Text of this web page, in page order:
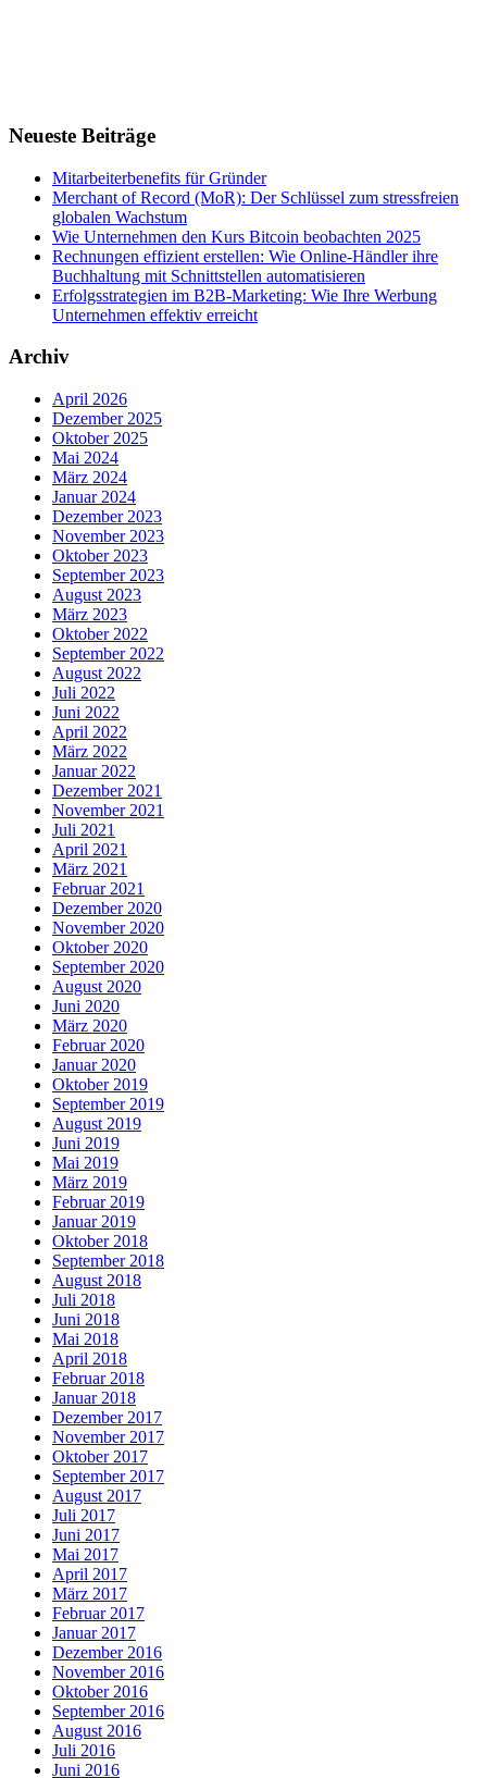
Neueste Beiträge
Mitarbeiterbenefits für Gründer
Merchant of Record (MoR): Der Schlüssel zum stressfreien
globalen Wachstum
Wie Unternehmen den Kurs Bitcoin beobachten 2025
Rechnungen effizient erstellen: Wie Online-Händler ihre
Buchhaltung mit Schnittstellen automatisieren
Erfolgsstrategien im B2B-Marketing: Wie Ihre Werbung
Unternehmen effektiv erreicht
Archiv
April 2026
Dezember 2025
Oktober 2025
Mai 2024
März 2024
Januar 2024
Dezember 2023
November 2023
Oktober 2023
September 2023
August 2023
März 2023
Oktober 2022
September 2022
August 2022
Juli 2022
Juni 2022
April 2022
März 2022
Januar 2022
Dezember 2021
November 2021
Juli 2021
April 2021
März 2021
Februar 2021
Dezember 2020
November 2020
Oktober 2020
September 2020
August 2020
Juni 2020
März 2020
Februar 2020
Januar 2020
Oktober 2019
September 2019
August 2019
Juni 2019
Mai 2019
März 2019
Februar 2019
Januar 2019
Oktober 2018
September 2018
August 2018
Juli 2018
Juni 2018
Mai 2018
April 2018
Februar 2018
Januar 2018
Dezember 2017
November 2017
Oktober 2017
September 2017
August 2017
Juli 2017
Juni 2017
Mai 2017
April 2017
März 2017
Februar 2017
Januar 2017
Dezember 2016
November 2016
Oktober 2016
September 2016
August 2016
Juli 2016
Juni 2016